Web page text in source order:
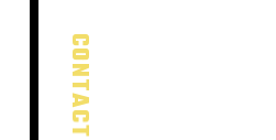
CONTACT